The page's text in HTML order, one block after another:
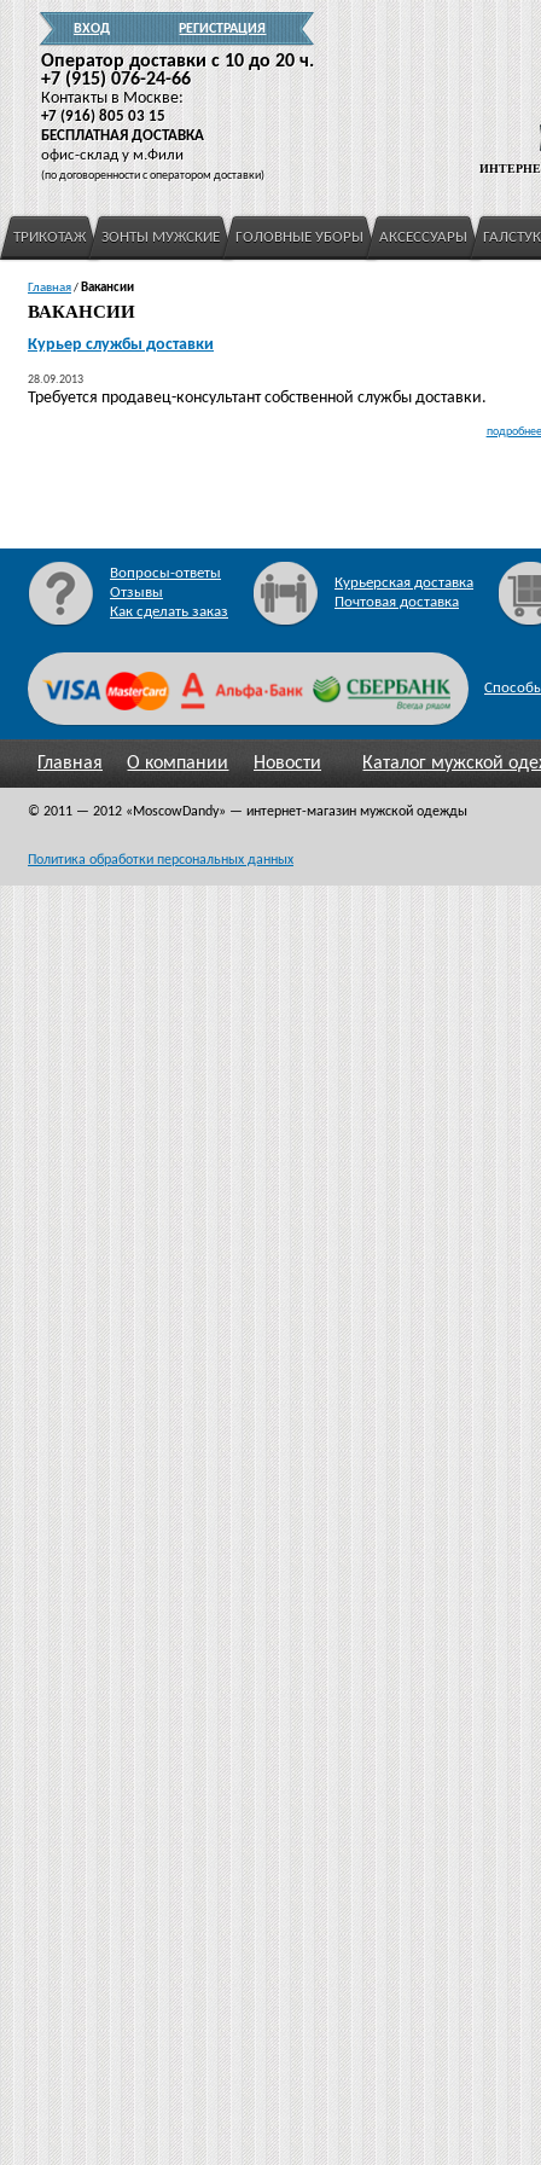
ВХОД РЕГИСТРАЦИЯ
Оператор доставки c 10 до 20 ч.
+7 (915) 076-24-66
Контакты в Москве:
+7 (916) 805 03 15
БЕСПЛАТНАЯ ДОСТАВКА
офис-склад у м.Фили
(по договоренности с оператором доставки)
ТРИКОТАЖ ЗОНТЫ МУЖСКИЕ ГОЛОВНЫЕ УБОРЫ АКСЕССУАРЫ
Главная/ Вакансии
ВАКАНСИИ
Курьер службы доставки
28.09.2013
Требуется продавец-консультант собственной службы доставки.
подробнее
Вопросы-ответы
Отзывы
Как сделать заказ
Курьерская доставка
Почтовая доставка
Главная О компании Новости Каталог мужской
© 2011 — 2012 «MoscowDandy» — интернет-магазин мужской одежды
Политика обработки персональных данных